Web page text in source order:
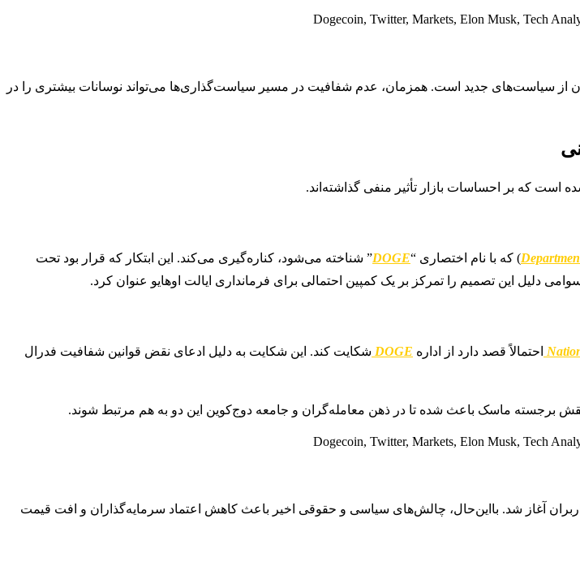
از سیاست‌های جدید است. همزمان، عدم شفافیت در مسیر سیاست‌گذاری‌ها می‌تواند نوسانات بیشتری را در
که بر احساسات بازار تأثیر منفی گذاشته‌اند.
) که با نام اختصاری “DOGE” شناخته می‌شود، کناره‌گیری می‌کند. این ابتکار که قرار بود تحت
دلیل این تصمیم را تمرکز بر یک کمپین احتمالی برای فرمانداری ایالت اوهایو عنوان کرد.
احتمالاً قصد دارد از اداره DOGE شکایت کند. این شکایت به دلیل ادعای نقض قوانین شفافیت فدرال
برجسته ماسک باعث شده تا در ذهن معامله‌گران و جامعه دوج‌کوین این دو به هم مرتبط شوند.
کاربران آغاز شد. بااین‌حال، چالش‌های سیاسی و حقوقی اخیر باعث کاهش اعتماد سرمایه‌گذاران و افت قیمت